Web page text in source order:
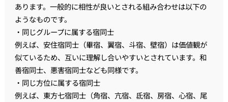
あります。一般的に相性が良いとされる組み合わせは以下の
ようなものです。
・同じグループに属する宿同士
例えば、安住宿同士（畢宿、翼宿、斗宿、壁宿）は価値観が
似ているため、互いに理解し合いやすいとされています。和
善宿同士、悪害宿同士なども同様です。
・同じ方位に属する宿同士
例えば、東方七宿同士（角宿、亢宿、氐宿、房宿、心宿、尾